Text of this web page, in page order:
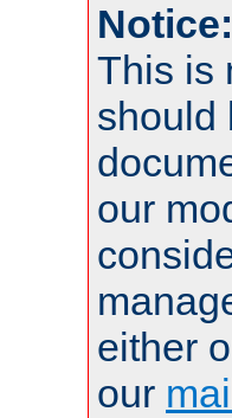
Notice:
This is
should
our
either
our